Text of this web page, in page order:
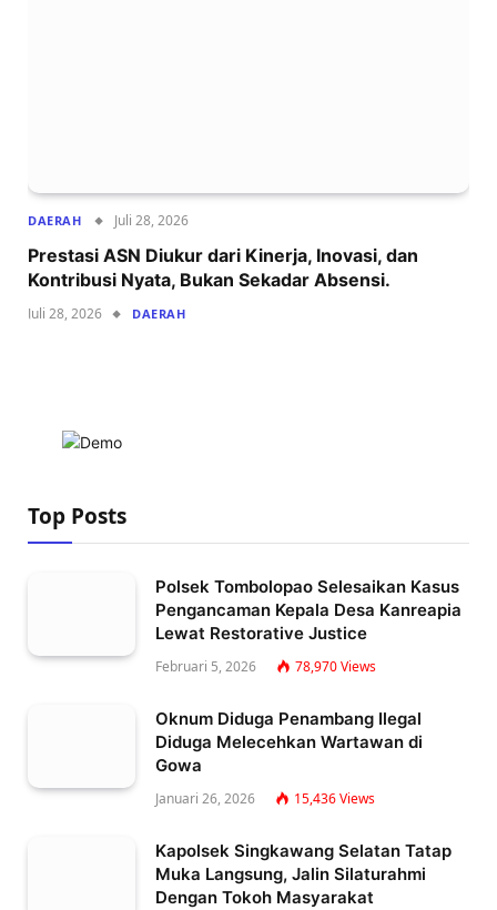
DAERAH Juli 28, 2026
Prestasi ASN Diukur dari Kinerja, Inovasi, dan
Kontribusi Nyata, Bukan Sekadar Absensi.
Juli 28, 2026 DAERAH
Top Posts
Polsek Tombolopao Selesaikan Kasus
Pengancaman Kepala Desa Kanreapia
Lewat Restorative Justice
Februari 5, 2026 78,970Views
Oknum Diduga Penambang Ilegal
Diduga Melecehkan Wartawan di
Gowa
Januari 26, 2026 15,436Views
Kapolsek Singkawang Selatan Tatap
Muka Langsung, Jalin Silaturahmi
Dengan Tokoh Masyarakat